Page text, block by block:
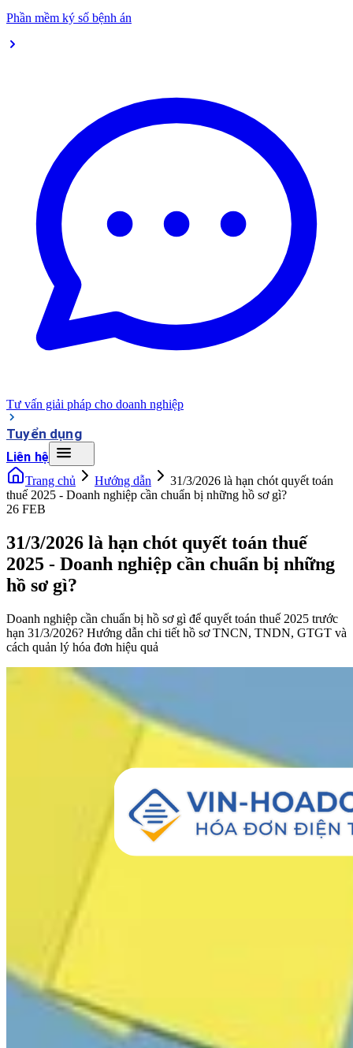
Phần mềm ký số bệnh án
Tư vấn giải pháp cho doanh nghiệp
Tuyển dụng
Liên hệ
Trang chủ Hướng dẫn
31/3/2026 là hạn chót quyết toán
thuế 2025 - Doanh nghiệp cần chuẩn bị những hồ sơ gì?
26 FEB
31/3/2026 là hạn chót quyết toán thuế
2025 - Doanh nghiệp cần chuẩn bị những
hồ sơ gì?
Doanh nghiệp cần chuẩn bị hồ sơ gì để quyết toán thuế 2025 trước
hạn 31/3/2026? Hướng dẫn chi tiết hồ sơ TNCN, TNDN, GTGT và
cách quản lý hóa đơn hiệu quả